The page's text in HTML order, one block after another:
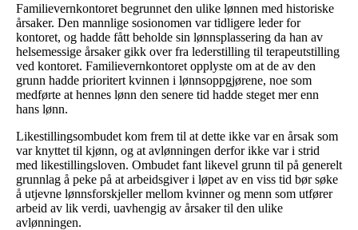
Familievernkontoret begrunnet den ulike lønnen med historiske
årsaker. Den mannlige sosionomen var tidligere leder for
kontoret, og hadde fått beholde sin lønnsplassering da han av
helsemessige årsaker gikk over fra lederstilling til terapeutstilling
ved kontoret. Familievernkontoret opplyste om at de av den
grunn hadde prioritert kvinnen i lønnsoppgjørene, noe som
medførte at hennes lønn den senere tid hadde steget mer enn
hans lønn.
Likestillingsombudet kom frem til at dette ikke var en årsak som
var knyttet til kjønn, og at avlønningen derfor ikke var i strid
med likestillingsloven. Ombudet fant likevel grunn til på generelt
grunnlag å peke på at arbeidsgiver i løpet av en viss tid bør søke
å utjevne lønnsforskjeller mellom kvinner og menn som utfører
arbeid av lik verdi, uavhengig av årsaker til den ulike
avlønningen.